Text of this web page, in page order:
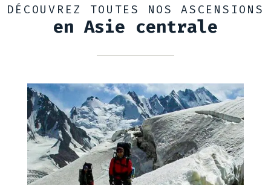
DÉCOUVREZ TOUTES NOS ASCENSIONS
en Asie centrale